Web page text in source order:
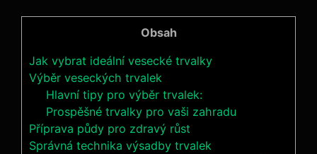
Obsah
Jak vybrat ideální vesecké trvalky
Výběr veseckých trvalek
Hlavní tipy pro výběr trvalek:
Prospěšné trvalky pro vaši zahradu
Příprava půdy pro zdravý růst
Správná technika výsadby trvalek